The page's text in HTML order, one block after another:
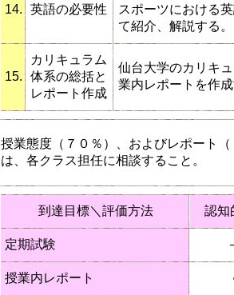
14. 英語の必要性
スポーツにおける
て紹介、解説する。
15.
カリキュラム
体系の総括と
レポート作成
仙台大学のカリキ
業内レポートを作
授業態度（７０％）、およびレポート
は、各クラス担任に相談すること。
到達目標＼評価方法 認知
定期試験
授業内レポート